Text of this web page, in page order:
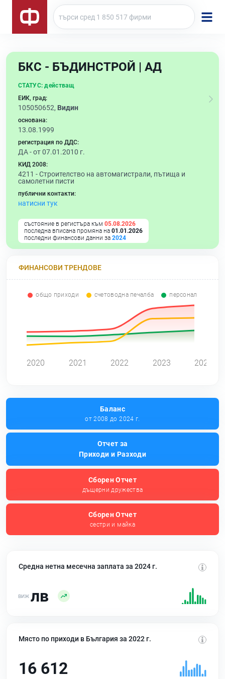
БКС - БЪДИНСТРОЙ | АД
СТАТУС: действащ
ЕИК, град:
105050652, Видин
основана:
13.08.1999
регистрация по ДДС:
ДА - от 07.01.2010 г.
КИД 2008:
4211 -Строителство на автомагистрали, пътища и
самолетни писти
публични контакти:
натисни тук
състояние в регистъра към 05.08.2026
последна вписана промяна на 01.01.2026
последни финансови данни за 2024
ФИНАНСОВИ ТРЕНДОВЕ
общо приходи счетоводна печалба персонал
2020 2021 2022 2023 2024
Баланс
от 2008 до 2024 г.
Отчет за
Приходи и Разходи
Сборен Отчет
дъщерни дружества
Сборен Отчет
сестри и майка
Средна нетна месечна заплата за 2024 г.
лв
Място по приходи в България за 2022 г.
16 612